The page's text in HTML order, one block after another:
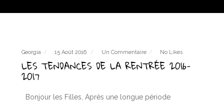
Georgia 15 Août 2016 Un Commentaire No Likes
LES TENDANCES DE LA RENTRÉE 2016-
2017
Bonjour les Filles, Après une longue période